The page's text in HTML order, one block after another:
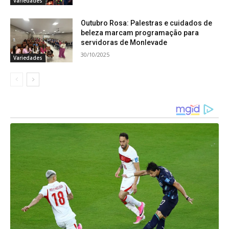
18:00Zé da Guiomar
20:00Akatu
22/07 – SEGUNDA – FEIRA – Centro Cultural
Cyntilante Produções
20:00 – 2° Sessão
23/07 – TERÇA – FEIRA – Centro Cultural
Variedades
Outubro Rosa: Palestras e cuidados de
beleza marcam programação para
servidoras de Monlevade
30/10/2025